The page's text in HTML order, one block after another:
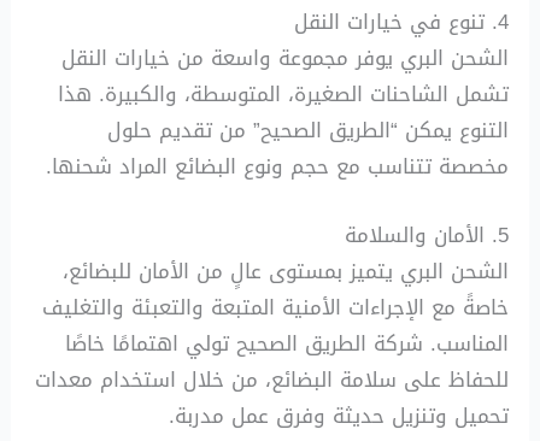
4. تنوع في خيارات النقل
الشحن البري يوفر مجموعة واسعة من خيارات النقل
تشمل الشاحنات الصغيرة، المتوسطة، والكبيرة. هذا
التنوع يمكن “الطريق الصحيح” من تقديم حلول
مخصصة تتناسب مع حجم ونوع البضائع المراد شحنها.
5. الأمان والسلامة
الشحن البري يتميز بمستوى عالٍ من الأمان للبضائع،
خاصةً مع الإجراءات الأمنية المتبعة والتعبئة والتغليف
المناسب. شركة الطريق الصحيح تولي اهتمامًا خاصًا
للحفاظ على سلامة البضائع، من خلال استخدام معدات
تحميل وتنزيل حديثة وفرق عمل مدربة.